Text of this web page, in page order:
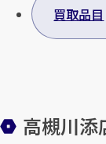
買取品目
高槻川添